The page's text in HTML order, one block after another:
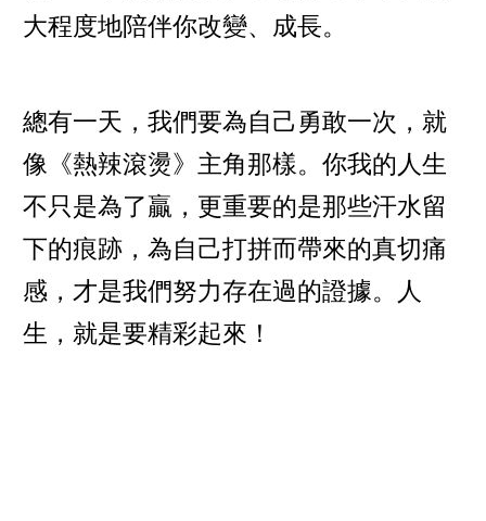
大程度地陪伴你改變、成長。
總有一天，我們要為自己勇敢一次，就
像《熱辣滾燙》主角那樣。你我的人生
不只是為了贏，更重要的是那些汗水留
下的痕跡，為自己打拼而帶來的真切痛
感，才是我們努力存在過的證據。人
生，就是要精彩起來！